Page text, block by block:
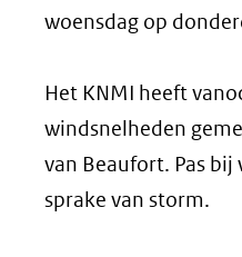
woensdag op
Het KNMI heeft
windsnelheden
van Beaufort. Pas
sprake van storm.